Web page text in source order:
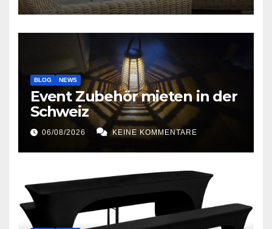
BLOG NEWS
Event Zubehör mieten in der
Schweiz
06/08/2026 KEINE KOMMENTARE